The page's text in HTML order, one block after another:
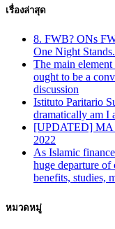
เรื่องล่าสุด
8. FWB? ONs
One Night Stands.
The main
ought to be a
discussion
Istituto Paritario
dramatically am I
[UPDATED] MA
2022
As Islamic
huge departure of
benefits, studies,
หมวดหมู่